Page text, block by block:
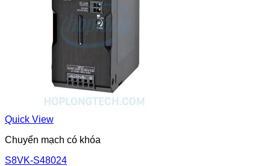
Quick View
Chuyển mạch có khóa
S8VK-S48024